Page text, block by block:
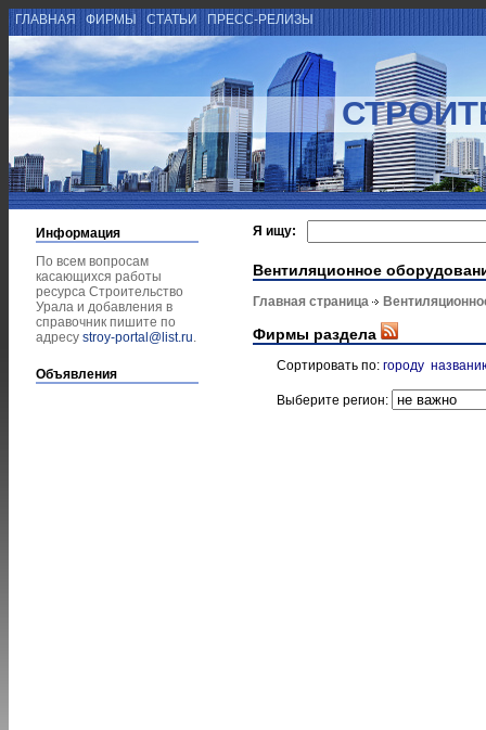
ГЛАВНАЯ ФИРМЫ СТАТЬИ ПРЕСС-РЕЛИЗЫ
Информация
По всем вопросам
касающихся работы
ресурса Строительство
Урала и добавления в
справочник пишите по
адресу stroy-portal@list.ru.
Объявления
Я ищу:
Вентиляционное
Главная страница
Фирмы раздела
Сортировать по: городу
Выберите регион: